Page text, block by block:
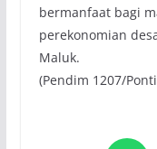
bermanfaat bagi
perekonomian
Maluk.
(Pendim 1207/